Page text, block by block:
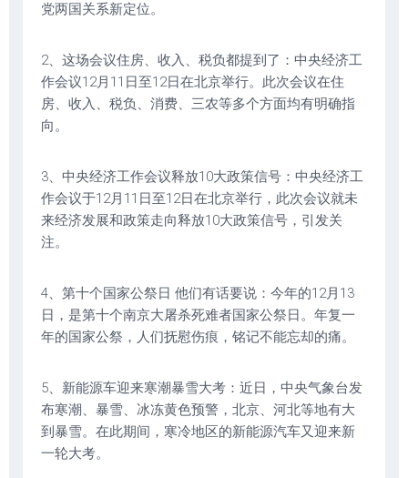
党两国关系新定位。
2、这场会议住房、收入、税负都提到了：中央经济工
作会议12月11日至12日在北京举行。此次会议在住
房、收入、税负、消费、三农等多个方面均有明确指
向。
3、中央经济工作会议释放10大政策信号：中央经济工
作会议于12月11日至12日在北京举行，此次会议就未
来经济发展和政策走向释放10大政策信号，引发关
注。
4、第十个国家公祭日 他们有话要说：今年的12月13
日，是第十个南京大屠杀死难者国家公祭日。年复一
年的国家公祭，人们抚慰伤痕，铭记不能忘却的痛。
5、新能源车迎来寒潮暴雪大考：近日，中央气象台发
布寒潮、暴雪、冰冻黄色预警，北京、河北等地有大
到暴雪。在此期间，寒冷地区的新能源汽车又迎来新
一轮大考。